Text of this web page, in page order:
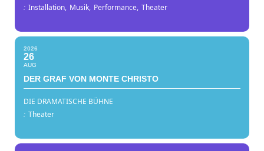
: Installation, Musik, Performance, Theater
2026
26
AUG
DER GRAF VON MONTE CHRISTO
DIE DRAMATISCHE BÜHNE
: Theater